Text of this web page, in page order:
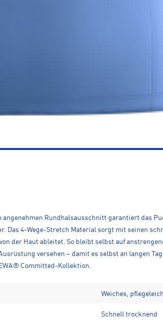
Rundhalsausschnitt garantiert das
Das 4-Wege-Stretch Material sorgt mit seinen
der Haut ableitet. So bleibt selbst auf
versehen – damit es selbst an langen
Committed-Kollektion.
Weiches,
Schnell trocknend